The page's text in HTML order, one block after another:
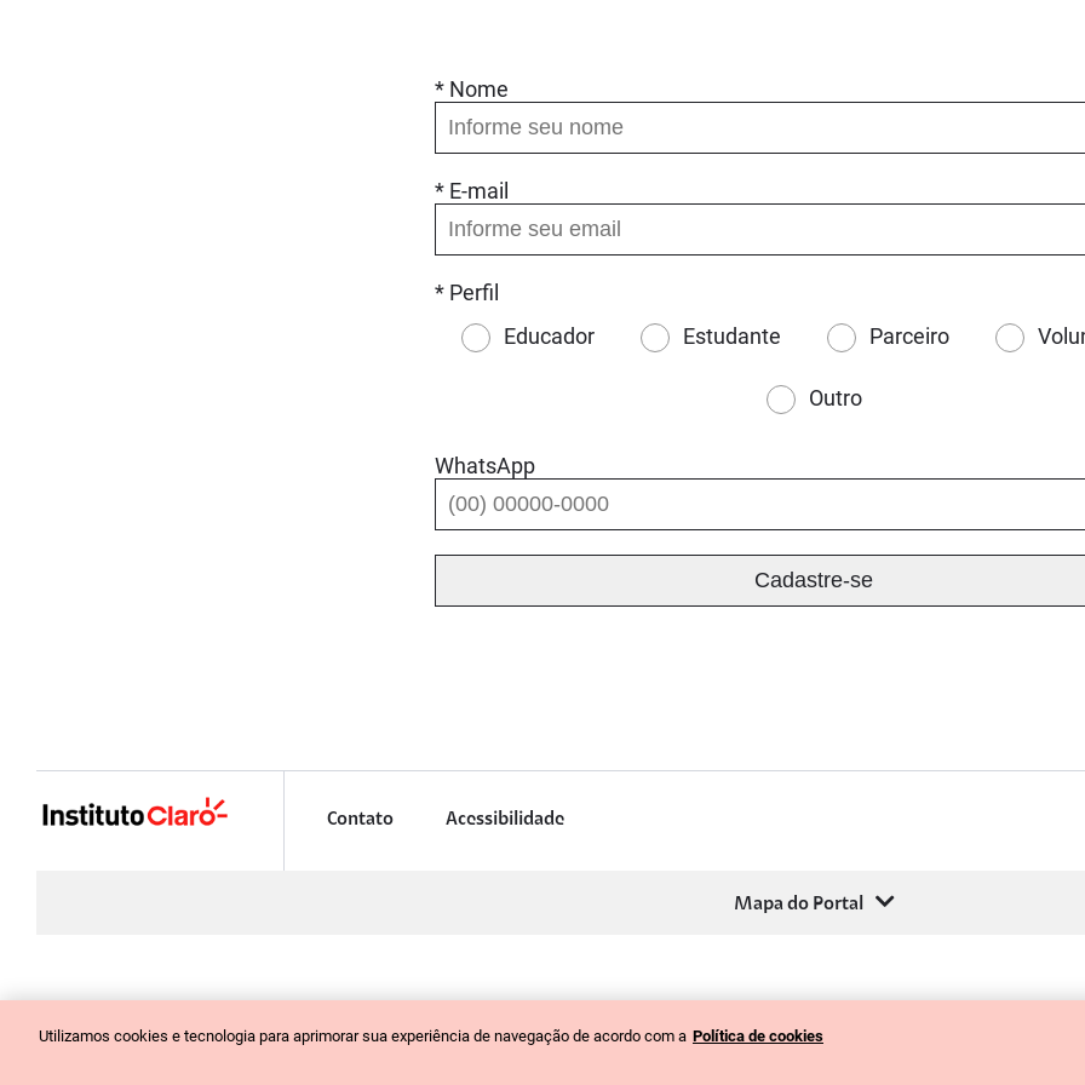
* Nome
* E-mail
* Perfil
Educador
Estudante Parceiro
Outro
WhatsApp
Contato Acessibilidade
Mapa do Portal
Utilizamos cookies e tecnologia para aprimorar sua experiência de navegação de acordo com a Política de cookies